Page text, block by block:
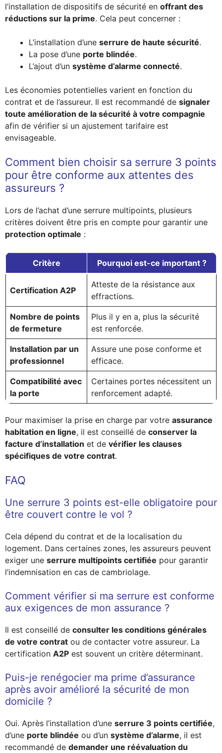
l’installation de dispositifs de sécurité en offrant des
réductions sur la prime. Cela peut concerner :
L’installation d’une serrure de haute sécurité.
La pose d’une porte blindée.
L’ajout d’un système d’alarme connecté.
Les économies potentielles varient en fonction du
contrat et de l’assureur. Il est recommandé de signaler
toute amélioration de la sécurité à votre compagnie
afin de vérifier si un ajustement tarifaire est
envisageable.
Comment bien choisir sa serrure 3 points
pour être conforme aux attentes des
assureurs ?
Lors de l’achat d’une serrure multipoints, plusieurs
critères doivent être pris en compte pour garantir une
protection optimale :
Critère Pourquoi est-ce important ?
Certification A2P
Atteste de la résistance aux
effractions.
Nombre de points
de fermeture
Plus il y en a, plus la sécurité
est renforcée.
Installation par un
professionnel
Assure une pose conforme et
efficace.
Compatibilité avec
la porte
Certaines portes nécessitent un
renforcement adapté.
Pour maximiser la prise en charge par votre assurance
habitation en ligne, il est conseillé de conserver la
facture d’installation et de vérifier les clauses
spécifiques de votre contrat.
FAQ
Une serrure 3 points est-elle obligatoire pour
être couvert contre le vol ?
Cela dépend du contrat et de la localisation du
logement. Dans certaines zones, les assureurs peuvent
exiger une serrure multipoints certifiée pour garantir
l’indemnisation en cas de cambriolage.
Comment vérifier si ma serrure est conforme
aux exigences de mon assurance ?
Il est conseillé de consulter les conditions générales
de votre contrat ou de contacter votre assureur. La
certification A2P est souvent un critère déterminant.
Puis-je renégocier ma prime d’assurance
après avoir amélioré la sécurité de mon
domicile ?
Oui. Après l’installation d’une serrure 3 points certifiée,
d’une porte blindée ou d’un système d’alarme, il est
recommandé de demander une réévaluation du